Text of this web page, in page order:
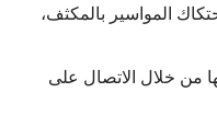
المواسير بالمكثف،
من خلال الاتصال على